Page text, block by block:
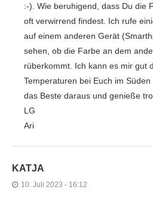
:-). Wie beruhigend, dass Du die
oft verwirrend findest. Ich rufe
auf einem anderen Gerät
sehen, ob die Farbe an dem
rüberkommt. Ich kann es mir gut
Temperaturen bei Euch im
das Beste daraus und genieße
LG
Ari
KATJA
10. Juli 2023 - 16:12